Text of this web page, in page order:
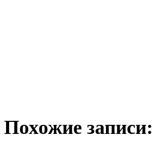
Похожие записи: